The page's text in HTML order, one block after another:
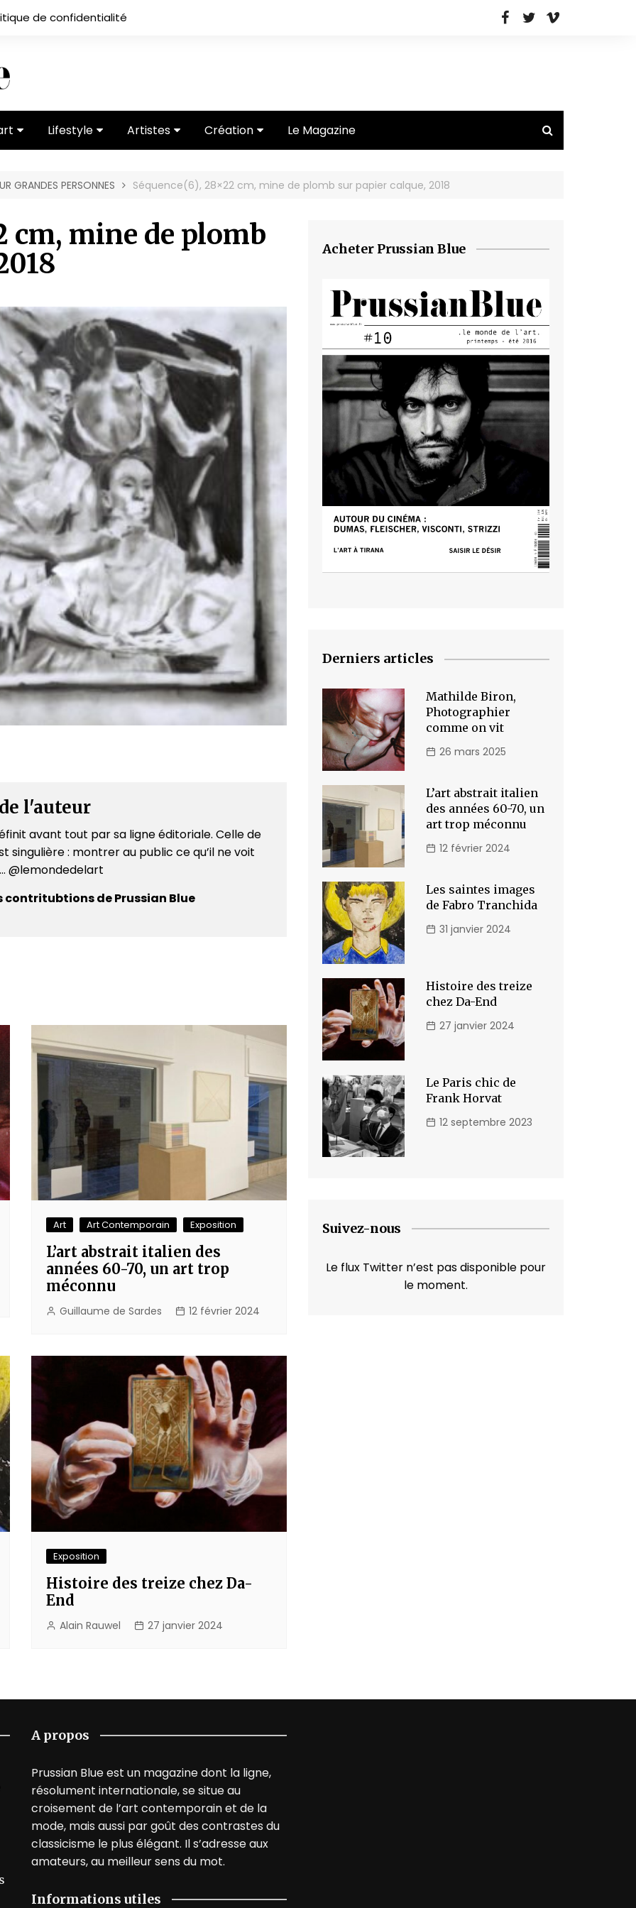
de confidentialité
Lifestyle
Mode
Artistes
Entretiens
Critiques
Création
Vidéos
Le Magazine
GRANDES PERSONNES Séquence(6), 28×22 cm, mine de plomb sur papier calque, 2018
cm, mine de plomb
l'auteur
avant tout par sa ligne éditoriale. Celle de
singulière : montrer au public ce qu’il ne voit
@lemondedelart
contritubtions de Prussian Blue
Art Art Contemporain Exposition
L’art abstrait italien des
années 60-70, un art trop
méconnu
Guillaume de Sardes 12 février 2024
Exposition
Histoire des treize chez Da-
End
Alain Rauwel 27 janvier 2024
Acheter Prussian Blue
Derniers articles
Mathilde Biron,
Photographier
comme on vit
26 mars 2025
L’art abstrait italien
des années 60-70, un
art trop méconnu
12 février 2024
Les saintes images
de Fabro Tranchida
31 janvier 2024
Histoire des treize
chez Da-End
27 janvier 2024
Le Paris chic de
Frank Horvat
12 septembre 2023
Suivez-nous
Le flux Twitter n’est pas disponible pour
le moment.
A propos
Prussian Blue est un magazine dont la ligne,
résolument internationale, se situe au
croisement de l’art contemporain et de la
mode, mais aussi par goût des contrastes du
classicisme le plus élégant. Il s’adresse aux
amateurs, au meilleur sens du mot.
Informations utiles